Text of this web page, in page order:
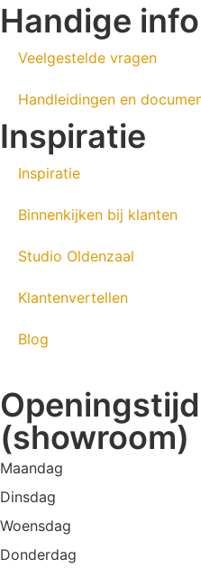
Handige
Veelgestelde vragen
Handleidingen en
Inspiratie
Inspiratie
Binnenkijken bij klanten
Studio Oldenzaal
Klantenvertellen
Blog
(showroom)
Maandag
Dinsdag
Woensdag
Donderdag